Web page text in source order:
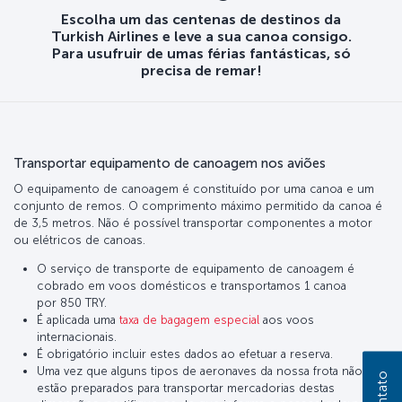
Escolha um das centenas de destinos da
Turkish Airlines e leve a sua canoa consigo.
Para usufruir de umas férias fantásticas, só
precisa de remar!
Transportar equipamento de canoagem nos aviões
O equipamento de canoagem é constituído por uma canoa e um
conjunto de remos. O comprimento máximo permitido da canoa é
de 3,5 metros. Não é possível transportar componentes a motor
ou elétricos de canoas.
O serviço de transporte de equipamento de canoagem é
cobrado em voos domésticos e transportamos 1 canoa
por 850 TRY.
É aplicada uma taxa de bagagem especial aos voos
internacionais.
É obrigatório incluir estes dados ao efetuar a reserva.
Uma vez que alguns tipos de aeronaves da nossa frota não
estão preparados para transportar mercadorias destas